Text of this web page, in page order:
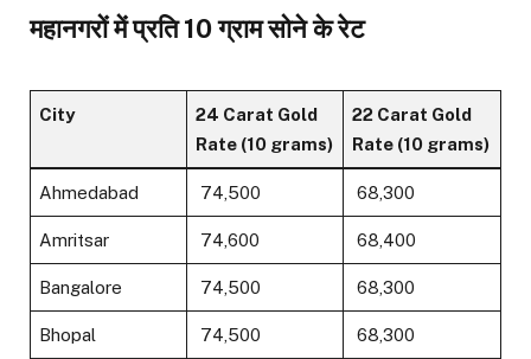
महानगरों में प्रति 10 ग्राम सोने के रेट
City
24 Carat Gold
Rate (10 grams)
22 Carat Gold
Rate (10 grams)
Ahmedabad ₹ 74,500 ₹ 68,300
Amritsar ₹ 74,600 ₹ 68,400
Bangalore ₹ 74,500 ₹ 68,300
Bhopal ₹ 74,500 ₹ 68,300